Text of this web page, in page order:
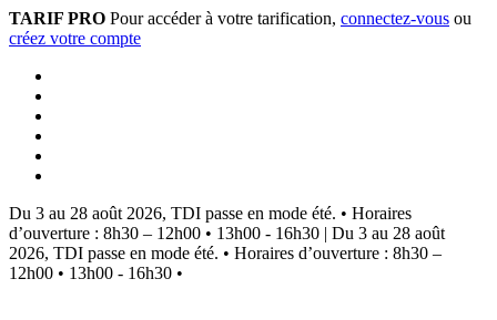
TARIF PRO Pour accéder à votre tarification, connectez-vous ou
créez votre compte
Du 3 au 28 août 2026, TDI passe en mode été. • Horaires
d’ouverture : 8h30 – 12h00 • 13h00 - 16h30 | Du 3 au 28 août
2026, TDI passe en mode été. • Horaires d’ouverture : 8h30 –
12h00 • 13h00 - 16h30 •